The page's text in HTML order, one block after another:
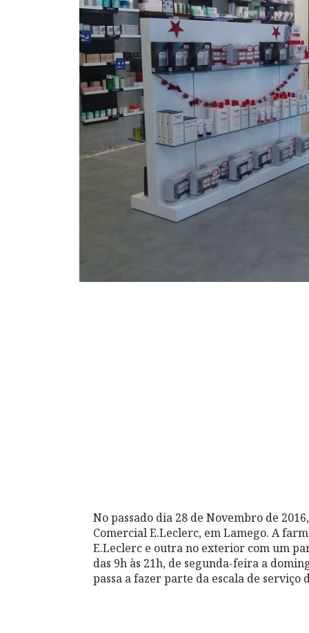
No passado dia 28 de Novembro de
Comercial E.Leclerc, em Lamego. A
E.Leclerc e outra no exterior com um
das 9h às 21h, de segunda-feira a
passa a fazer parte da escala de serviço